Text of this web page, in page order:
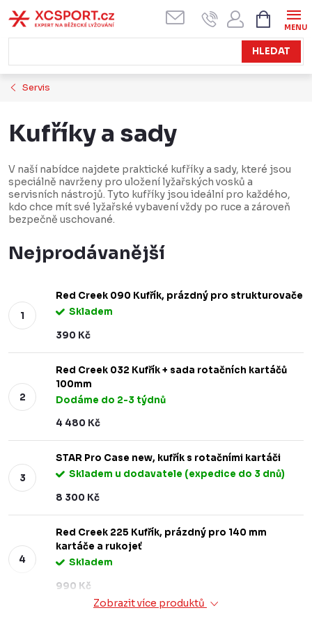
na
obsah
HLEDAT
KOŠÍK
Servis
Kufříky a sady
V naší nabídce najdete praktické kufříky a sady, které jsou
speciálně navrženy pro uložení lyžařských vosků a
servisních nástrojů. Tyto kufříky jsou ideální pro každého,
kdo chce mít své lyžařské vybavení vždy po ruce a zároveň
bezpečně uschované.
Nejprodávanější
Red Creek 090 Kufřík, prázdný pro strukturovače
Skladem
390 Kč
Red Creek 032 Kufřík + sada rotačních kartáčů
100mm
Dodáme do 2-3 týdnů
4 480 Kč
STAR Pro Case new, kufřík s rotačními kartáči
Skladem u dodavatele (expedice do 3 dnů)
8 300 Kč
Red Creek 225 Kufřík, prázdný pro 140 mm
kartáče a rukojeť
Skladem
990 Kč
Zobrazit více produktů